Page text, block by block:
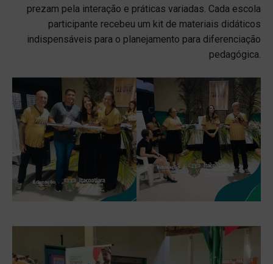
prezam pela interação e práticas variadas. Cada escola
participante recebeu um kit de materiais didáticos
indispensáveis para o planejamento para diferenciação
pedagógica.